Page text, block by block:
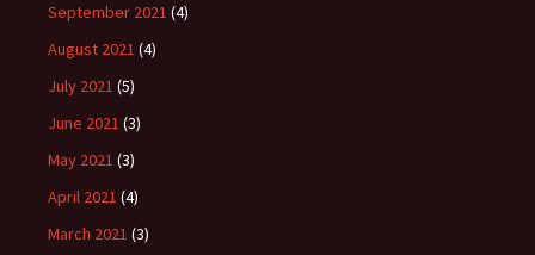
September 2021 (4)
August 2021 (4)
July 2021 (5)
June 2021 (3)
May 2021 (3)
April 2021 (4)
March 2021 (3)